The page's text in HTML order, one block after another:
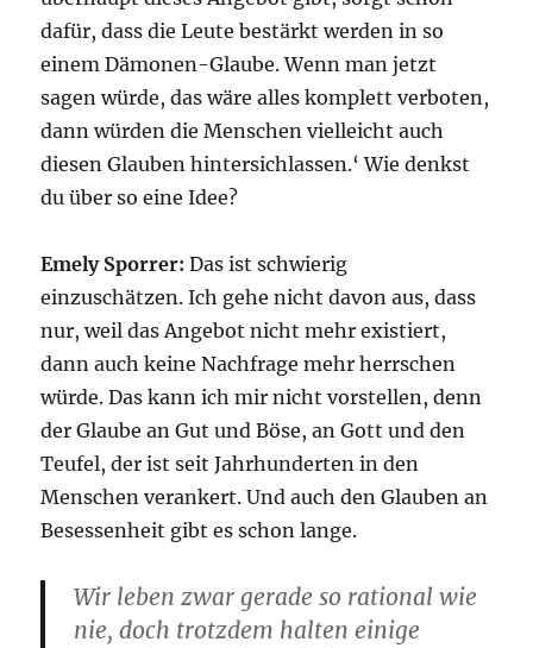
dafür, dass die Leute bestärkt werden in so
einem Dämonen-Glaube. Wenn man jetzt
sagen würde, das wäre alles komplett verboten,
dann würden die Menschen vielleicht auch
diesen Glauben hintersichlassen.‘ Wie denkst
du über so eine Idee?
Emely Sporrer:Das ist schwierig
einzuschätzen. Ich gehe nicht davon aus, dass
nur, weil das Angebot nicht mehr existiert,
dann auch keine Nachfrage mehr herrschen
würde. Das kann ich mir nicht vorstellen, denn
der Glaube an Gut und Böse, an Gott und den
Teufel, der ist seit Jahrhunderten in den
Menschen verankert. Und auch den Glauben an
Besessenheit gibt es schon lange.
Wir leben zwar gerade so rational wie
nie, doch trotzdem halten einige